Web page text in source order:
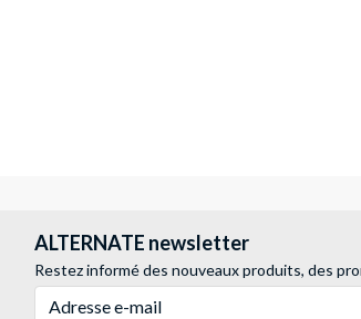
ALTERNATE newsletter
Restez informé des nouveaux produits, des